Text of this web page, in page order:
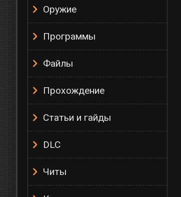
Оружие
Программы
Файлы
Прохождение
Статьи и гайды
DLC
Читы